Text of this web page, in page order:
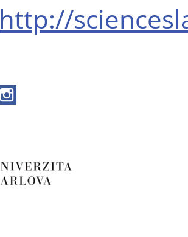
http://